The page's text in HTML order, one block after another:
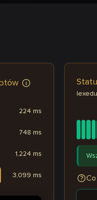
224 ms
748 ms
1,224 ms
3,099 ms